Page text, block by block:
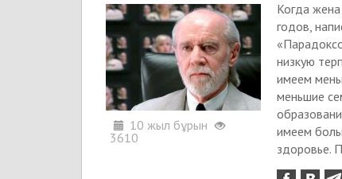
10 жыл бұрын
3610
Когда
годов,
низкую
имеем
меньшие
имеем
здоровье.